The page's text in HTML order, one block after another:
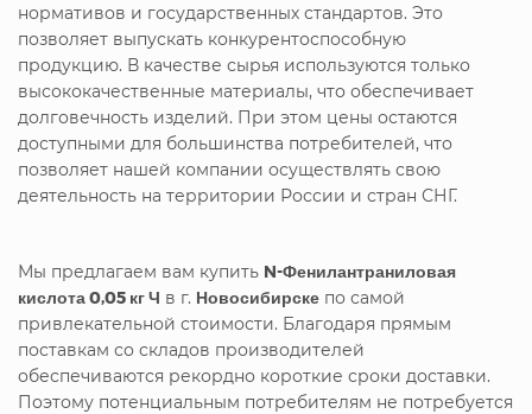
нормативов и государственных стандартов. Это
позволяет выпускать конкурентоспособную
продукцию. В качестве сырья используются только
высококачественные материалы, что обеспечивает
долговечность изделий. При этом цены остаются
доступными для большинства потребителей, что
позволяет нашей компании осуществлять свою
деятельность на территории России и стран СНГ.
Мы предлагаем вам купить N-Фенилантраниловая
кислота 0,05 кг Ч в г. Новосибирске по самой
привлекательной стоимости. Благодаря прямым
поставкам со складов производителей
обеспечиваются рекордно короткие сроки доставки.
Поэтому потенциальным потребителям не потребуется